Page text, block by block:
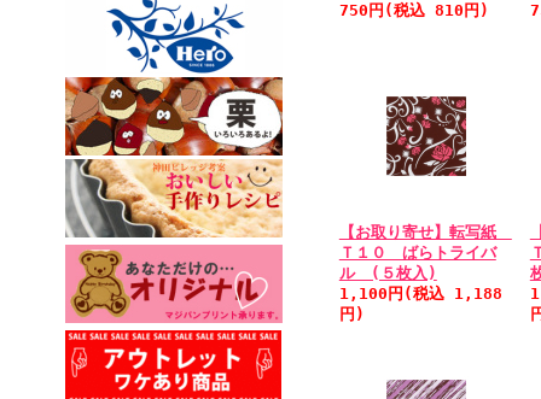
750円(税込 810円)
【お取り寄せ】転写紙
Ｔ１０ ばらトライバ
ル (５枚入)
1,100円(税込 1,188
円)